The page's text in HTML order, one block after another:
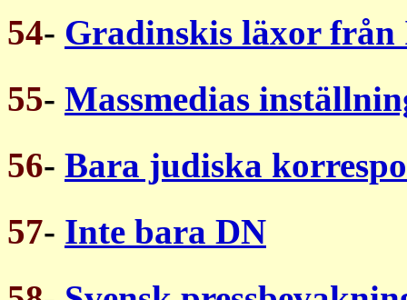
54- Gradinskis läxor från
55- Massmedias
56- Bara judiska
57- Inte bara DN